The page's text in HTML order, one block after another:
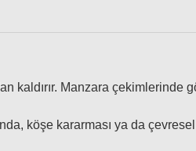
Manzara çekimlerinde
köşe kararması ya da